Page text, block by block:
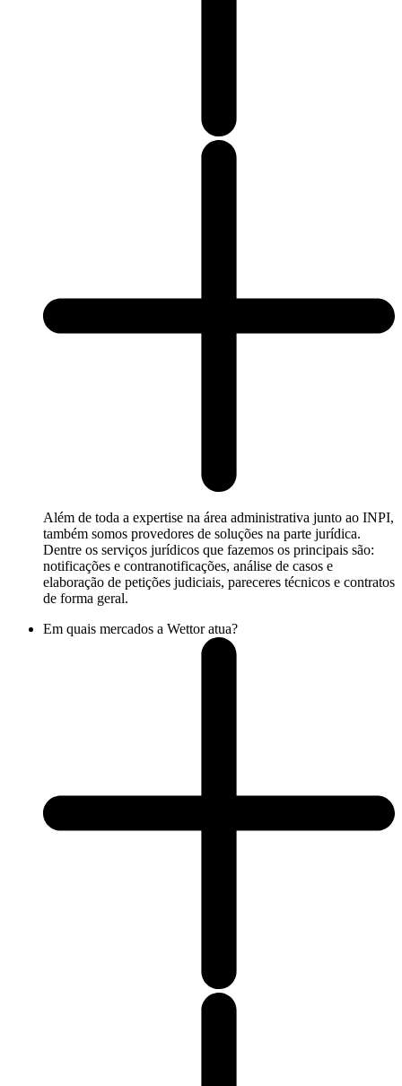
Além de toda a expertise na área administrativa junto ao INPI,
também somos provedores de soluções na parte jurídica.
Dentre os serviços jurídicos que fazemos os principais são:
notificações e contranotificações, análise de casos e
elaboração de petições judiciais, pareceres técnicos e contratos
de forma geral.
Em quais mercados a Wettor atua?